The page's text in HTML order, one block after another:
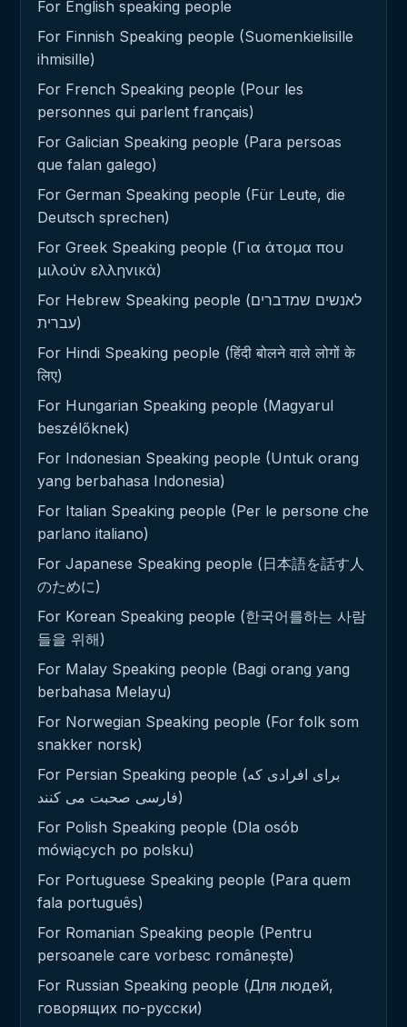
For English speaking people
For Finnish Speaking people (Suomenkielisille
ihmisille)
For French Speaking people (Pour les
personnes qui parlent français)
For Galician Speaking people (Para persoas
que falan galego)
For German Speaking people (Für Leute, die
Deutsch sprechen)
For Greek Speaking people (Για άτομα που
μιλούν ελληνικά)
For Hebrew Speaking people (לאנשים שמדברים
עברית)
For Hindi Speaking people (हिंदी बोलने वाले लोगों के
लिए)
For Hungarian Speaking people (Magyarul
beszélőknek)
For Indonesian Speaking people (Untuk orang
yang berbahasa Indonesia)
For Italian Speaking people (Per le persone che
parlano italiano)
For Japanese Speaking people (日本語を話す人
のために)
For Korean Speaking people (한국어를하는 사람
들을 위해)
For Malay Speaking people (Bagi orang yang
berbahasa Melayu)
For Norwegian Speaking people (For folk som
snakker norsk)
For Persian Speaking people (برای افرادی که
فارسی صحبت می کنند)
For Polish Speaking people (Dla osób
mówiących po polsku)
For Portuguese Speaking people (Para quem
fala português)
For Romanian Speaking people (Pentru
persoanele care vorbesc românește)
For Russian Speaking people (Для людей,
говорящих по-русски)